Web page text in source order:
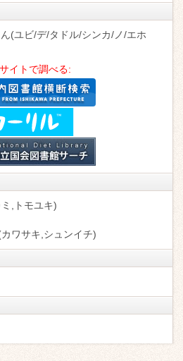
(ユビ/デ/タドル/シンカ/ノ/エホ
イトで調べる:
,トモユキ)
ワサキ,シュンイチ)